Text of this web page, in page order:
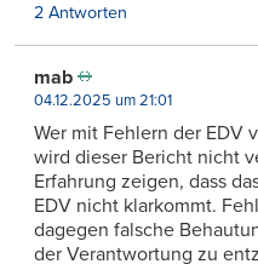
2 Antworten
mab
04.12.2025 um 21:01
Wer mit Fehlern der EDV
wird dieser Bericht nicht
Erfahrung zeigen, dass
EDV nicht klarkommt.
dagegen falsche
der Verantwortung zu